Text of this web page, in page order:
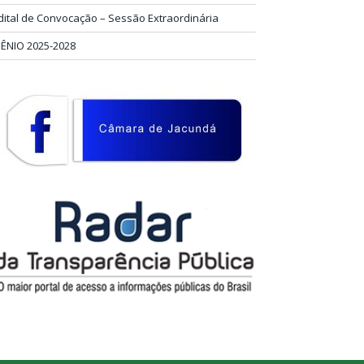
de Convocação – Sessão Extraordinária
2025-2028